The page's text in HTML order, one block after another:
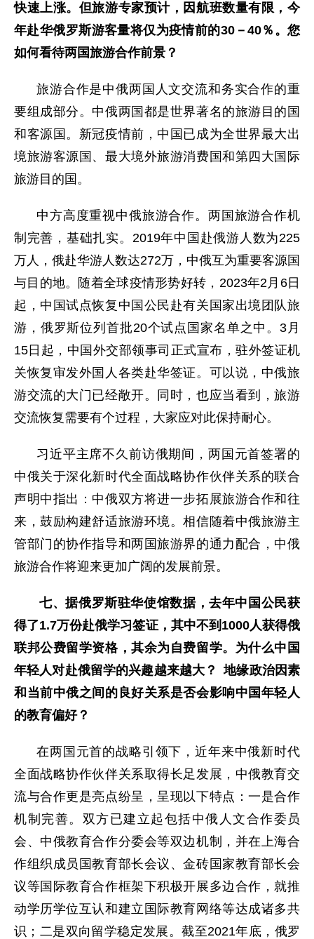
快速上涨。但旅游专家预计，因航班数量有限，今
年赴华俄罗斯游客量将仅为疫情前的30－40％。您
如何看待两国旅游合作前景？
旅游合作是中俄两国人文交流和务实合作的重
要组成部分。中俄两国都是世界著名的旅游目的国
和客源国。新冠疫情前，中国已成为全世界最大出
境旅游客源国、最大境外旅游消费国和第四大国际
旅游目的国。
中方高度重视中俄旅游合作。两国旅游合作机
制完善，基础扎实。2019年中国赴俄游人数为225
万人，俄赴华游人数达272万，中俄互为重要客源国
与目的地。随着全球疫情形势好转，2023年2月6日
起，中国试点恢复中国公民赴有关国家出境团队旅
游，俄罗斯位列首批20个试点国家名单之中。3月
15日起，中国外交部领事司正式宣布，驻外签证机
关恢复审发外国人各类赴华签证。可以说，中俄旅
游交流的大门已经敞开。同时，也应当看到，旅游
交流恢复需要有个过程，大家应对此保持耐心。
习近平主席不久前访俄期间，两国元首签署的
中俄关于深化新时代全面战略协作伙伴关系的联合
声明中指出：中俄双方将进一步拓展旅游合作和往
来，鼓励构建舒适旅游环境。相信随着中俄旅游主
管部门的协作指导和两国旅游界的通力配合，中俄
旅游合作将迎来更加广阔的发展前景。
七、据俄罗斯驻华使馆数据，去年中国公民获
得了1.7万份赴俄学习签证，其中不到1000人获得俄
联邦公费留学资格，其余为自费留学。为什么中国
年轻人对赴俄留学的兴趣越来越大？ 地缘政治因素
和当前中俄之间的良好关系是否会影响中国年轻人
的教育偏好？
在两国元首的战略引领下，近年来中俄新时代
全面战略协作伙伴关系取得长足发展，中俄教育交
流与合作更是亮点纷呈，呈现以下特点：一是合作
机制完善。双方已建立起包括中俄人文合作委员
会、中俄教育合作分委会等双边机制，并在上海合
作组织成员国教育部长会议、金砖国家教育部长会
议等国际教育合作框架下积极开展多边合作，就推
动学历学位互认和建立国际教育网络等达成诸多共
识；二是双向留学稳定发展。截至2021年底，俄罗